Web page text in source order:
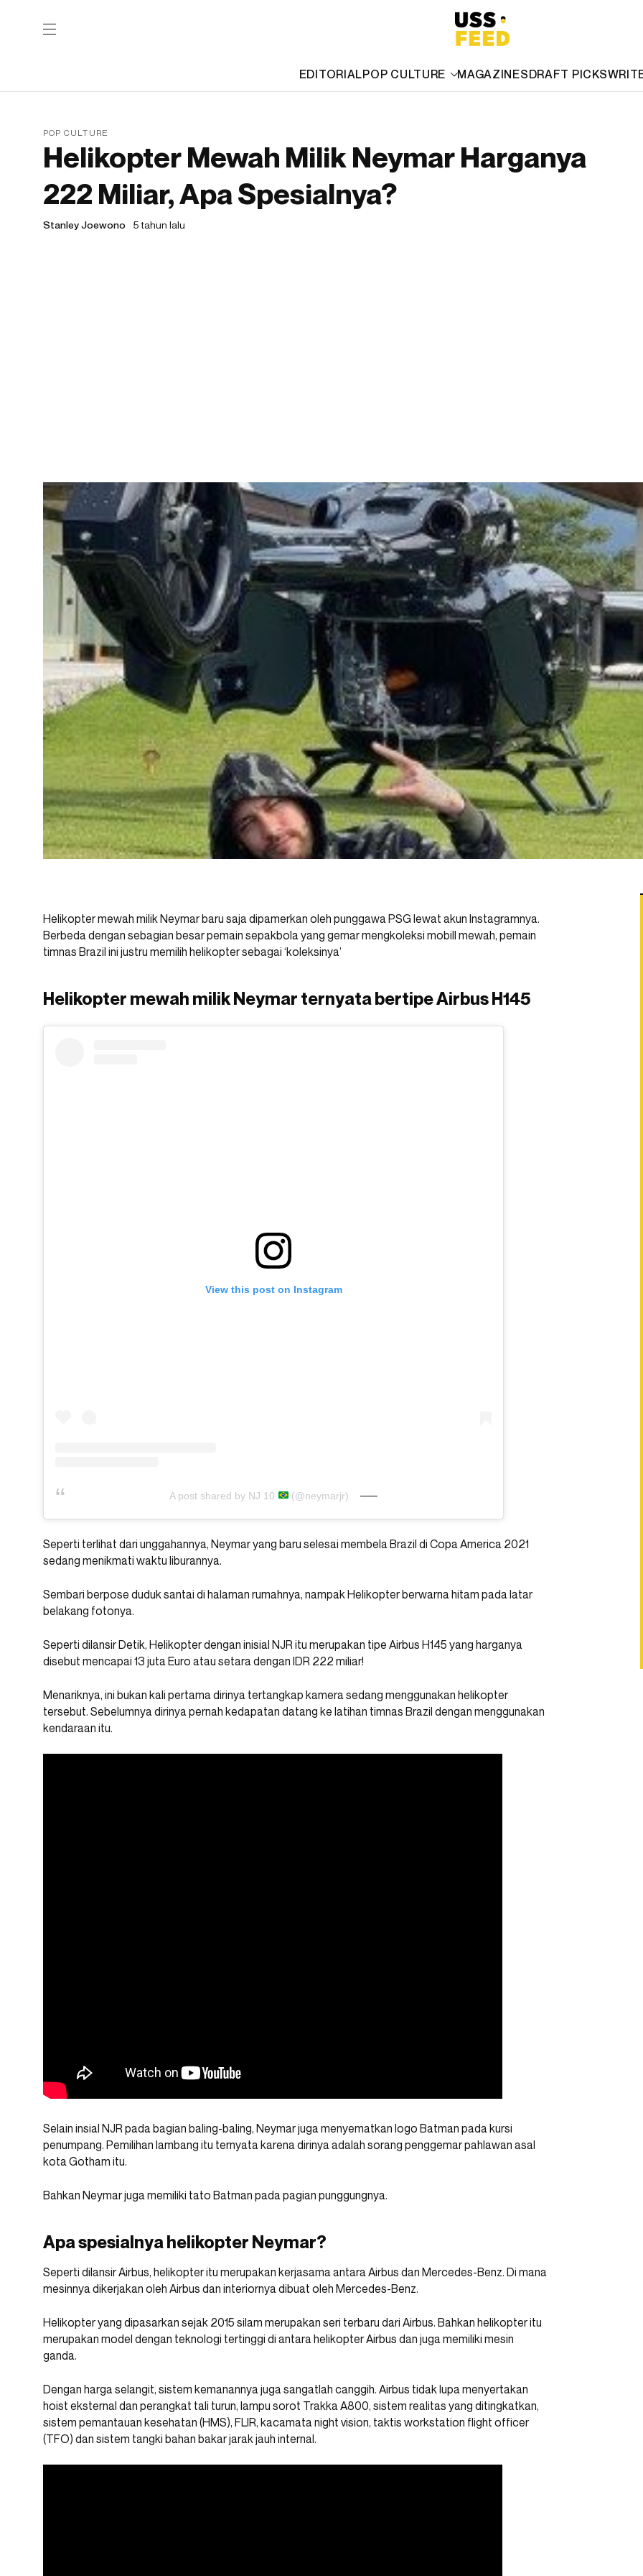
EDITORIALPOP CULTURE MAGAZINESDRAFT PICKS
POP CULTURE
Helikopter Mewah Milik Neymar Harganya
222 Miliar, Apa Spesialnya?
Stanley Joewono 5 tahun lalu
Helikopter mewah milik Neymar baru saja dipamerkan oleh punggawa PSG lewat akun Instagramnya.
Berbeda dengan sebagian besar pemain sepakbola yang gemar mengkoleksi mobill mewah, pemain
timnas Brazil ini justru memilih helikopter sebagai ‘koleksinya’
Helikopter mewah milik Neymar ternyata bertipe Airbus H145
View this post on Instagram
A post shared by NJ 10 (@neymarjr)
Seperti terlihat dari unggahannya, Neymar yang baru selesai membela Brazil di Copa America 2021
sedang menikmati waktu liburannya.
Sembari berpose duduk santai di halaman rumahnya, nampak Helikopter berwarna hitam pada latar
belakang fotonya.
Seperti dilansir Detik, Helikopter dengan inisial NJR itu merupakan tipe Airbus H145 yang harganya
disebut mencapai 13 juta Euro atau setara dengan IDR 222 miliar!
Menariknya, ini bukan kali pertama dirinya tertangkap kamera sedang menggunakan helikopter
tersebut. Sebelumnya dirinya pernah kedapatan datang ke latihan timnas Brazil dengan menggunakan
kendaraan itu.
Selain insial NJR pada bagian baling-baling, Neymar juga menyematkan logo Batman pada kursi
penumpang. Pemilihan lambang itu ternyata karena dirinya adalah sorang penggemar pahlawan asal
kota Gotham itu.
Bahkan Neymar juga memiliki tato Batman pada pagian punggungnya.
Apa spesialnya helikopter Neymar?
Seperti dilansir Airbus, helikopter itu merupakan kerjasama antara Airbus dan Mercedes-Benz. Di mana
mesinnya dikerjakan oleh Airbus dan interiornya dibuat oleh Mercedes-Benz.
Helikopter yang dipasarkan sejak 2015 silam merupakan seri terbaru dari Airbus. Bahkan helikopter itu
merupakan model dengan teknologi tertinggi di antara helikopter Airbus dan juga memiliki mesin
ganda.
Dengan harga selangit, sistem kemanannya juga sangatlah canggih. Airbus tidak lupa menyertakan
hoist eksternal dan perangkat tali turun, lampu sorot Trakka A800, sistem realitas yang ditingkatkan,
sistem pemantauan kesehatan (HMS), FLIR, kacamata night vision, taktis workstation flight officer
(TFO) dan sistem tangki bahan bakar jarak jauh internal.